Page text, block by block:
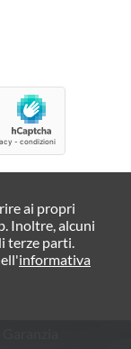
ai propri
Inoltre, alcuni
terze parti.
informativa